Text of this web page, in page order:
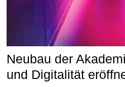
Neubau der
und Digitalität